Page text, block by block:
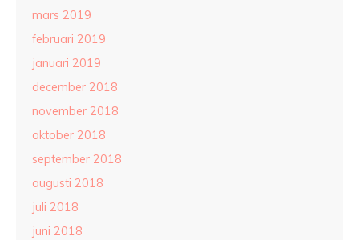
mars 2019
februari 2019
januari 2019
december 2018
november 2018
oktober 2018
september 2018
augusti 2018
juli 2018
juni 2018